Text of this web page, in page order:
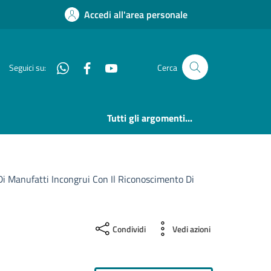
Accedi all'area personale
Seguici su: WhatsappFacebook Cerca
Tutti gli argomenti...
Manufatti Incongrui Con Il Riconoscimento Di
Condividi Vedi azioni